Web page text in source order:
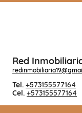
Red
Tel. +573155577164
Cel. +573155577164